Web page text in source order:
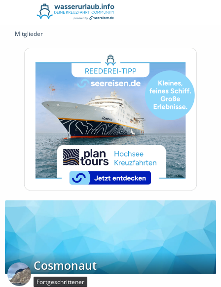
Mitglieder
Cosmonaut
Fortgeschrittener